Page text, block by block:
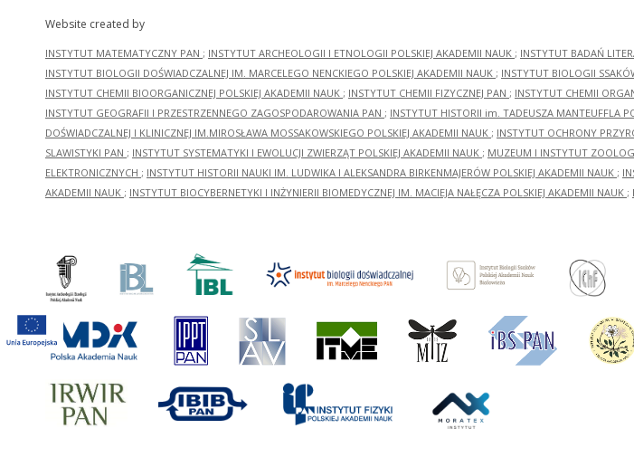
Website created by
INSTYTUT MATEMATYCZNY PAN ; INSTYTUT ARCHEOLOGII I ETNOLOGII POLSKIEJ AKADEMII NAUK ; INSTYTUT BADAŃ
INSTYTUT BIOLOGII DOŚWIADCZALNEJ IM. MARCELEGO NENCKIEGO POLSKIEJ AKADEMII NAUK ; INSTYTUT BIOLOGII
INSTYTUT CHEMII BIOORGANICZNEJ POLSKIEJ AKADEMII NAUK ; INSTYTUT CHEMII FIZYCZNEJ PAN ; INSTYTUT CHEMII
INSTYTUT GEOGRAFII I PRZESTRZENNEGO ZAGOSPODAROWANIA PAN ; INSTYTUT HISTORII im. TADEUSZA MANTEUFFLA
DOŚWIADCZALNEJ I KLINICZNEJ IM.MIROSŁAWA MOSSAKOWSKIEGO POLSKIEJ AKADEMII NAUK ; INSTYTUT OCHRONY
SLAWISTYKI PAN ; INSTYTUT SYSTEMATYKI I EWOLUCJI ZWIERZĄT POLSKIEJ AKADEMII NAUK ; MUZEUM I INSTYTUT
ELEKTRONICZNYCH ; INSTYTUT HISTORII NAUKI IM. LUDWIKA I ALEKSANDRA BIRKENMAJERÓW POLSKIEJ AKADEMII NAUK ;
AKADEMII NAUK ; INSTYTUT BIOCYBERNETYKI I INŻYNIERII BIOMEDYCZNEJ IM. MACIEJA NAŁĘCZA POLSKIEJ AKADEMII NAUK ;